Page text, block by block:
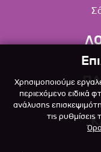
Χρησιμοποιούμε
περιεχόμενο ειδικά
ανάλυσης
τις